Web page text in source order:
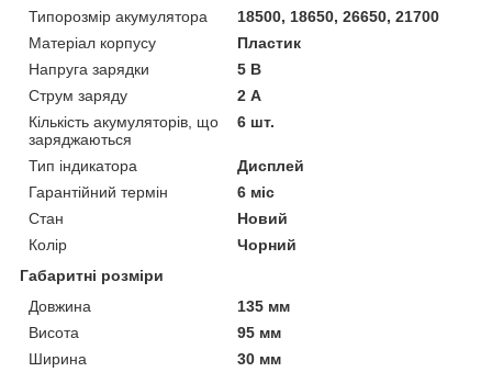
Типорозмір акумулятора
18500, 18650, 26650, 21700
Матеріал корпусу
Пластик
Напруга зарядки
5 В
Струм заряду
2 А
Кількість акумуляторів, що
заряджаються
6 шт.
Тип індикатора
Дисплей
Гарантійний термін
6 міс
Стан
Новий
Колір
Чорний
Габаритні розміри
Довжина
135 мм
Висота
95 мм
Ширина
30 мм